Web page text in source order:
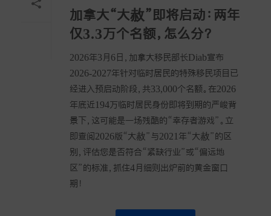
加拿大“大赦”即将启动：两年
仅3.3万个名额，怎么分？
2026年3月6日，加拿大移民部长Diab宣布
2026-2027年针对临时居民的特殊移民项目已
经进入预启动阶段，共33,000个名额。在2026
年底近194万临时居民身份即将到期的严峻背
景下，这可能是一场残酷的“幸存者游戏”。立
即查阅2026版“大赦”与2021年“大赦”的区
别，评估您是否符合“紧缺行业”或“偏远地
区”的标准，抓住4月细则出炉前的黄金窗口
期！